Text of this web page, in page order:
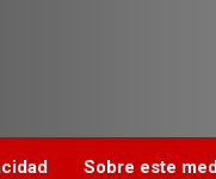
Sobre este